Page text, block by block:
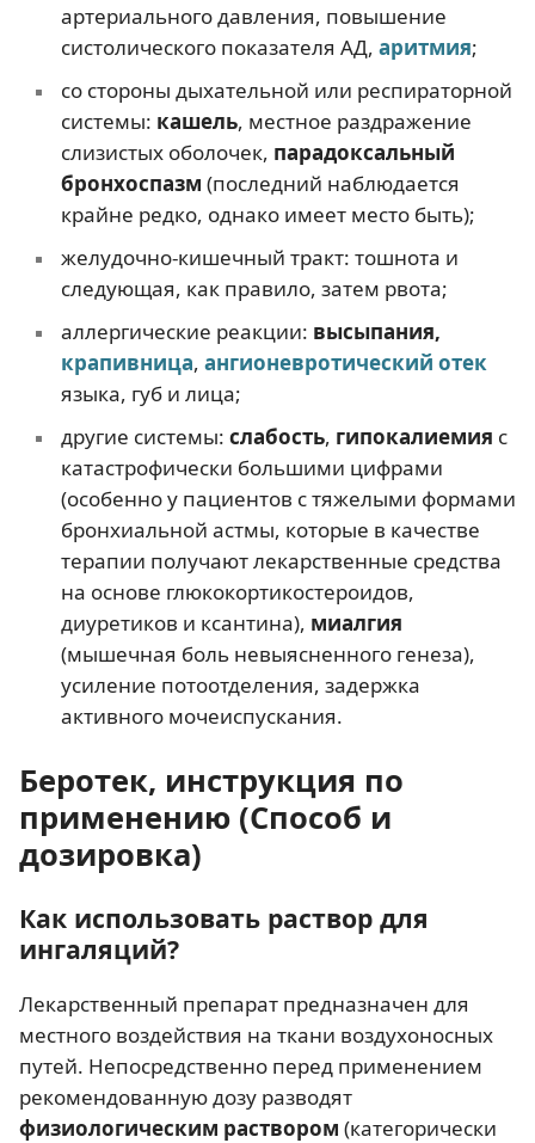
артериального давления, повышение
систолического показателя АД, аритмия;
со стороны дыхательной или респираторной
системы: кашель, местное раздражение
слизистых оболочек, парадоксальный
бронхоспазм (последний наблюдается
крайне редко, однако имеет место быть);
желудочно-кишечный тракт: тошнота и
следующая, как правило, затем рвота;
аллергические реакции: высыпания,
крапивница, ангионевротический отек
языка, губ и лица;
другие системы: слабость, гипокалиемия с
катастрофически большими цифрами
(особенно у пациентов с тяжелыми формами
бронхиальной астмы, которые в качестве
терапии получают лекарственные средства
на основе глюкокортикостероидов,
диуретиков и ксантина), миалгия
(мышечная боль невыясненного генеза),
усиление потоотделения, задержка
активного мочеиспускания.
Беротек, инструкция по
применению (Способ и
дозировка)
Как использовать раствор для
ингаляций?
Лекарственный препарат предназначен для
местного воздействия на ткани воздухоносных
путей. Непосредственно перед применением
рекомендованную дозу разводят
физиологическим раствором (категорически